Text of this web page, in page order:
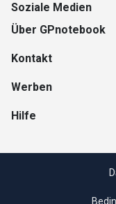
Soziale Medien
Über GPnotebook
Kontakt
Werben
Hilfe